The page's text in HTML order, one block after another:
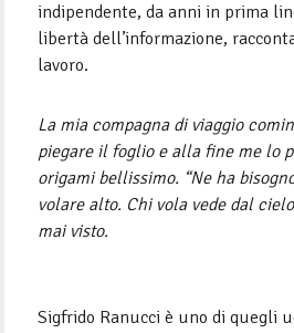
indipendente, da anni in prima
libertà dell’informazione,
lavoro.
La mia compagna di viaggio
piegare il foglio e alla fine me lo
origami bellissimo. “Ne ha
volare alto. Chi vola vede dal
mai visto.
Sigfrido Ranucci è uno di quegli